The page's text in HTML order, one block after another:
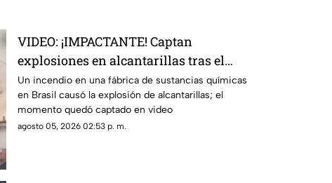
VIDEO: ¡IMPACTANTE! Captan
explosiones en alcantarillas tras el
incendio en una fábrica
Un incendio en una fábrica de sustancias químicas
en Brasil causó la explosión de alcantarillas; el
momento quedó captado en video
agosto 05, 2026 02:53 p. m.